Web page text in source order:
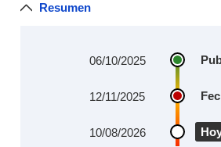
Resumen
06/10/2025
12/11/2025
10/08/2026